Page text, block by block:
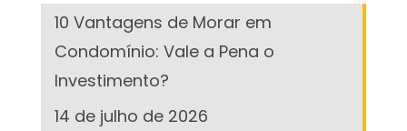
10 Vantagens de Morar em
Condomínio: Vale a Pena o
Investimento?
14 de julho de 2026